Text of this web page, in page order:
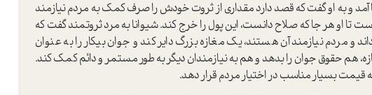
آمد و به او گفت که قصد دارد مقداری از ثروت خودش را صرف کمک به مردم نیازمند
تا او هر جا که صلاح دانست، این پول را خرج کند. شیوانا به مرد ثروتمند گفت که
و مردم نیازمند آن هستند، یک مغازه بزرگ دایر کند و جوان بیکار را به عنوان
هم حقوق جوان را بدهد و هم به نیازمندان دیگر به طور مستمر و دائم کمک کند.
بسیار مناسب در اختیار مردم قرار دهد.